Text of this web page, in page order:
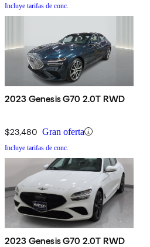
Incluye tarifas de conc.
2023 Genesis G70 2.0T RWD
$23,480 Gran oferta
Incluye tarifas de conc.
2023 Genesis G70 2.0T RWD